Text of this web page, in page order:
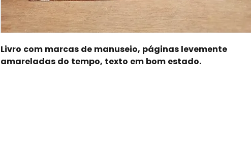
Livro com marcas de manuseio, páginas levemente
amareladas do tempo, texto em bom estado.